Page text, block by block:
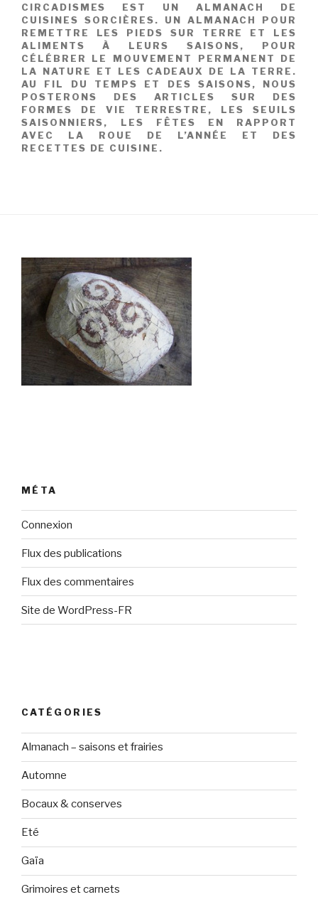
CIRCADISMES EST UN ALMANACH DE
CUISINES SORCIÈRES. UN ALMANACH POUR
REMETTRE LES PIEDS SUR TERRE ET LES
ALIMENTS À LEURS SAISONS, POUR
CÉLÉBRER LE MOUVEMENT PERMANENT DE
LA NATURE ET LES CADEAUX DE LA TERRE.
AU FIL DU TEMPS ET DES SAISONS, NOUS
POSTERONS DES ARTICLES SUR DES
FORMES DE VIE TERRESTRE, LES SEUILS
SAISONNIERS, LES FÊTES EN RAPPORT
AVEC LA ROUE DE L’ANNÉE ET DES
RECETTES DE CUISINE.
MÉTA
Connexion
Flux des publications
Flux des commentaires
Site de WordPress-FR
CATÉGORIES
Almanach – saisons et frairies
Automne
Bocaux & conserves
Eté
Gaïa
Grimoires et carnets